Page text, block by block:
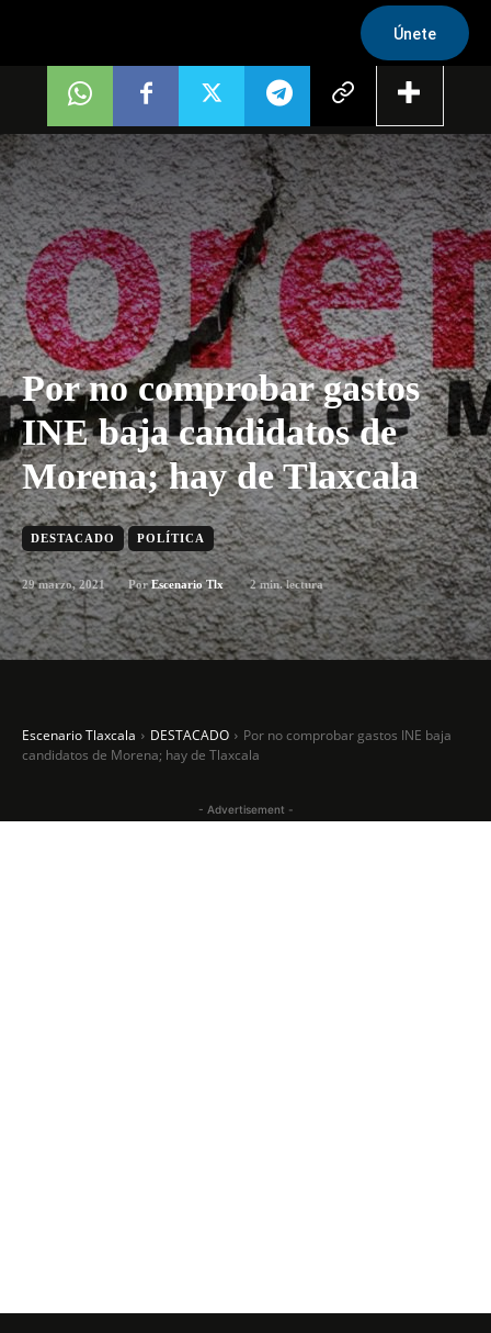
Únete
Por no comprobar gastos
INE baja candidatos de
Morena; hay de Tlaxcala
DESTACADO POLÍTICA
29 marzo, 2021 Por Escenario Tlx 2min. lectura
Escenario Tlaxcala DESTACADO
Por no comprobar gastos INE baja
candidatos de Morena; hay de Tlaxcala
- Advertisement -